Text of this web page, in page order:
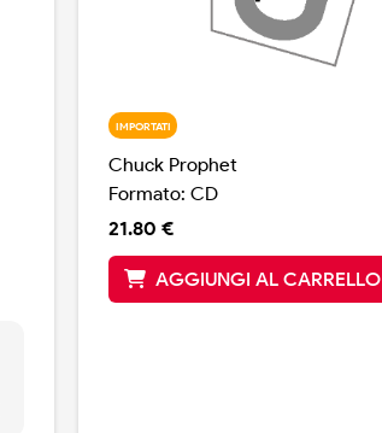
IMPORTATI
Chuck Prophet
Formato: CD
21.80 €
AGGIUNGI AL CARRELLO